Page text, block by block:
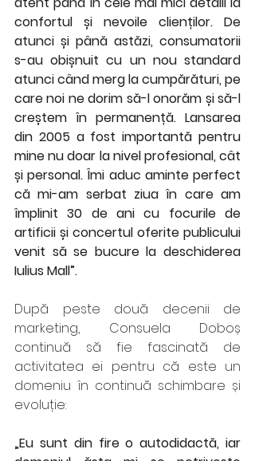
confortul și nevoile clienților. De
atunci și până astăzi, consumatorii
s-au obișnuit cu un nou standard
atunci când merg la cumpărături, pe
care noi ne dorim să-l onorăm și să-l
creștem în permanență. Lansarea
din 2005 a fost importantă pentru
mine nu doar la nivel profesional, cât
și personal. Îmi aduc aminte perfect
că mi-am serbat ziua în care am
împlinit 30 de ani cu focurile de
artificii și concertul oferite publicului
venit să se bucure la deschiderea
Iulius Mall”.
După peste două decenii de
marketing, Consuela Doboș
continuă să fie fascinată de
activitatea ei pentru că este un
domeniu în continuă schimbare și
evoluție:
„Eu sunt din fire o autodidactă, iar